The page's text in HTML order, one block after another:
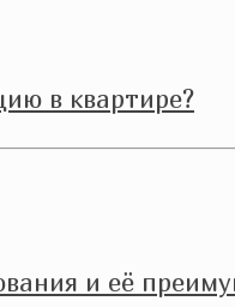
в квартире?
и её